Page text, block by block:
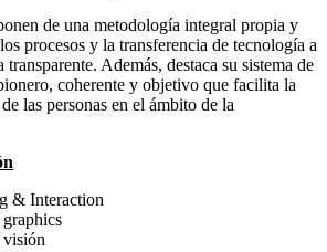
de una metodología integral propia y
procesos y la transferencia de tecnología a
transparente. Además, destaca su sistema de
coherente y objetivo que facilita la
las personas en el ámbito de la
& Interaction